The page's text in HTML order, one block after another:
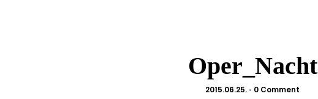
Oper_Nacht
2015.06.25. • 0 Comment